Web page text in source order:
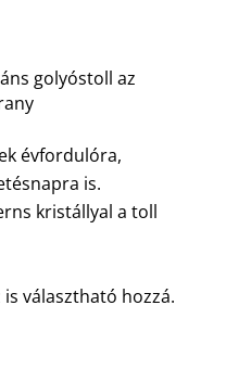
golyóstoll az
évfordulóra,
is.
kristállyal a toll
választható hozzá.